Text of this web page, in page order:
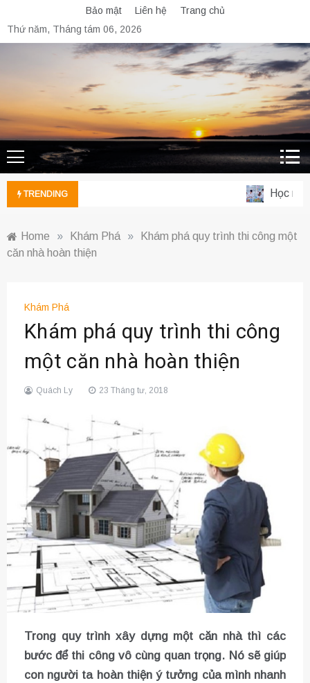
to
content
Bảo mật Liên hệ
Trang chủ
Thứ năm, Tháng tám 06, 2026
TRENDING Học
Home » Khám Phá »
Khám phá quy trình thi công một
căn nhà hoàn thiện
Khám Phá
Khám phá quy trình thi công
một căn nhà hoàn thiện
Quách Ly 23 Tháng tư, 2018
Trong quy trình xây dựng một căn nhà thì các
bước để thi công vô cùng quan trọng. Nó sẽ giúp
con người ta hoàn thiện ý tưởng của mình nhanh